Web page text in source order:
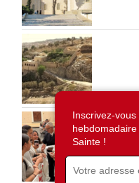
Inscrivez-
Sainte !